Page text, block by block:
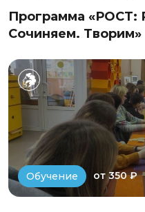
Программа «РОСТ:
Сочиняем. Творим»
Обучение от 350 ₽